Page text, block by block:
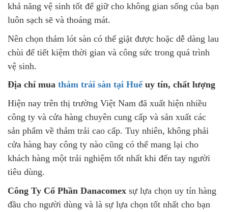
khả năng vệ sinh tốt để giữ cho không gian sống của bạn
luôn sạch sẽ và thoáng mát.
Nên chọn thảm lót sàn có thể giặt được hoặc dễ dàng lau
chùi để tiết kiệm thời gian và công sức trong quá trình
vệ sinh.
Địa chỉ mua thảm trải sàn tại Huếuy tín, chất lượng
Hiện nay trên thị trường Việt Nam đã xuất hiện nhiều
công ty và cửa hàng chuyên cung cấp và sản xuất các
sản phẩm về thảm trải cao cấp. Tuy nhiên, không phải
cửa hàng hay công ty nào cũng có thể mang lại cho
khách hàng một trải nghiệm tốt nhất khi đến tay người
tiêu dùng.
Công Ty Cổ Phần Danacomex sự lựa chọn uy tín hàng
đầu cho người dùng và là sự lựa chọn tốt nhất cho bạn